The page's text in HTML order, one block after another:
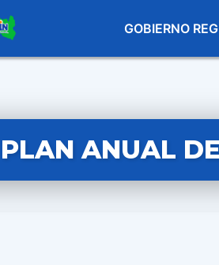
GOBIERNO
PLAN ANUAL